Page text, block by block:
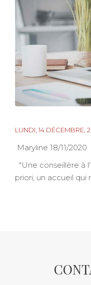
LUNDI, 14 DÉCEMBRE,
Maryline 18/11/2020
"Une conseillère à
priori, un accueil